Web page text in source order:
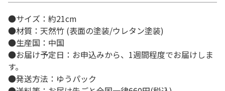
●サイズ：約21cm
●材質：天然竹 (表面の塗装/ウレタン塗装)
●生産国：中国
●お届け予定日：お申込みから、1週間程度でお届けしま
す。
●発送方法：ゆうパック